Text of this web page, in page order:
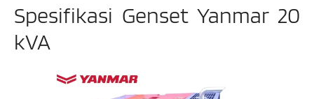
Spesifikasi Genset Yanmar 20
kVA